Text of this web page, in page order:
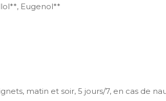
Eugenol**
matin et soir, 5 jours/7, en cas de